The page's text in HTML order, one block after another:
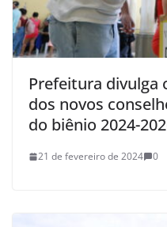
Prefeitura divulga
dos novos
do biênio 2024-
21 de fevereiro de 2024 0